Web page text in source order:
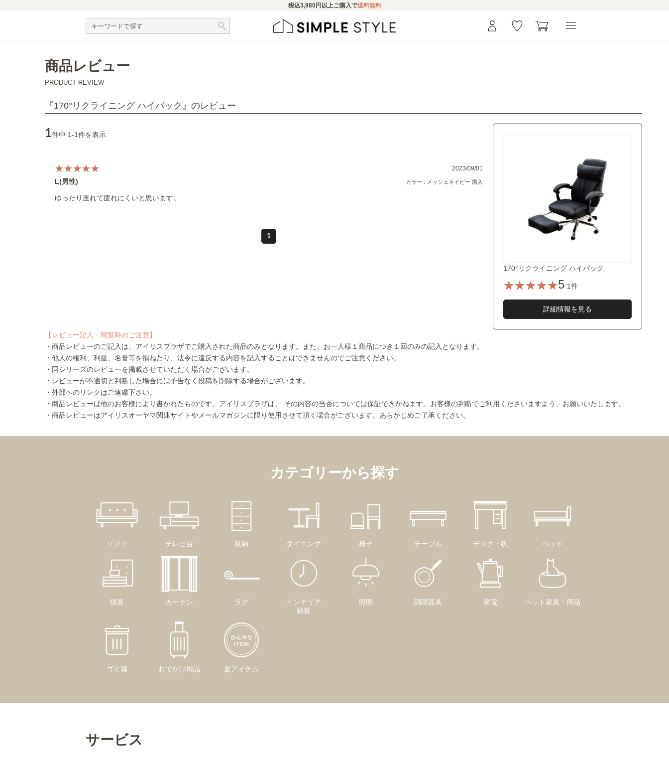
税込3,980円 以上ご購入で送料無料
商品レビュー
PRODUCT REVIEW
『170°リクライニング ハイバック 』のレビュー
170°リクライニング ハイバック
5 1件
詳細情報を見る
1件中 1-1件を表示
2023/09/01
L(男性) カラー : メッシュネイビー 購入
ゆったり座れて疲れにくいと思います。
1
【レビュー記入・閲覧時のご注意】
・商品レビューのご記入は、アイリスプラザでご購入された商品のみとなります。また、お一人様１商品につき１回のみの記入となります。
・他人の権利、利益、名誉等を損ねたり、法令に違反する内容を記入することはできませんのでご注意ください。
・同シリーズのレビューを掲載させていただく場合がございます。
・レビューが不適切と判断した場合には予告なく投稿を削除する場合がございます。
・外部へのリンクはご遠慮下さい。
・商品レビューは他のお客様により書かれたものです。アイリスプラザは、 その内容の当否については保証できかねます。お客様の判断でご利用くださいますよう、お願いいたします。
・商品レビューはアイリスオーヤマ関連サイトやメールマガジンに限り使用させて頂く場合がございます。あらかじめご了承ください。
カテゴリーから探す
ソファ テレビ台 収納 ダイニング 椅子 テーブル デスク・机 ベッド
寝具 カーテン ラグ
インテリア
雑貨
照明 調理器具 家電 ペット家具・用品
ゴミ箱 おでかけ用品 夏アイテム
サービス